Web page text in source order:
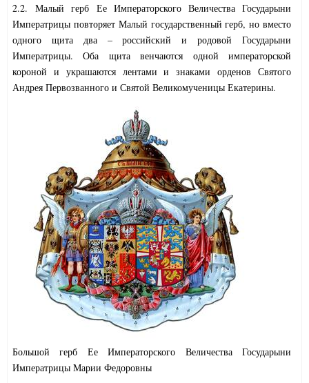
2.2. Малый герб Ее Императорского Величества Государыни
Императрицы повторяет Малый государственный герб, но вместо
одного щита два – российский и родовой Государыни
Императрицы. Оба щита венчаются одной императорской
короной и украшаются лентами и знаками орденов Святого
Андрея Первозванного и Святой Великомученицы Екатерины.
Большой герб Ее Императорского Величества Государыни
Императрицы Марии Федоровны